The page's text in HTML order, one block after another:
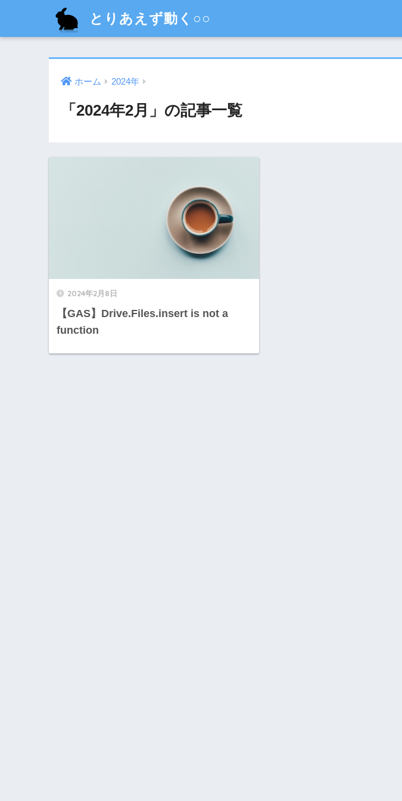
とりあえず動く○○
ホーム 2024年
「2024年2月」の記事一覧
2024年2月8日
【GAS】Drive.Files.insert is not a
function